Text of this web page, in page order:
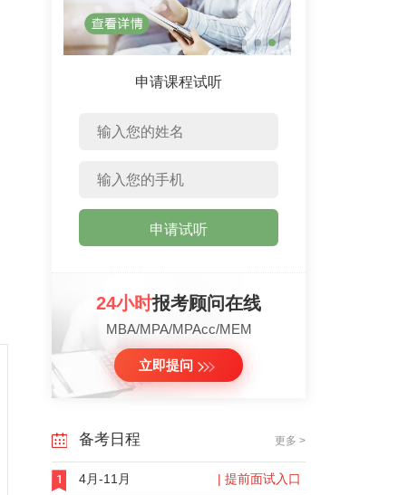
申请课程试听
申请试听
24小时报考顾问在线
MBA/MPA/MPAcc/MEM
立即提问
备考日程 更多 >
4月-11月 | 提前面试入口